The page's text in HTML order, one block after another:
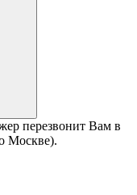
перезвонит Вам в
Москве).